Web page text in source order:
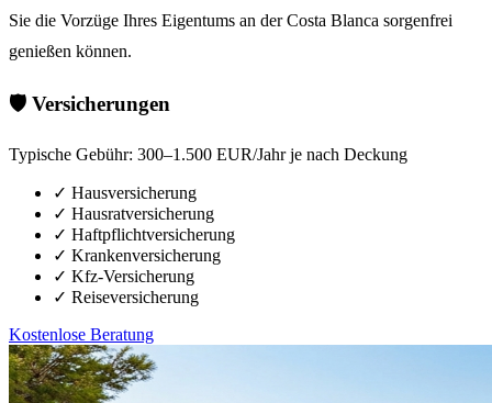
Sie die Vorzüge Ihres Eigentums an der Costa Blanca sorgenfrei
genießen können.
🛡️ Versicherungen
Typische Gebühr: 300–1.500 EUR/Jahr je nach Deckung
✓ Hausversicherung
✓ Hausratversicherung
✓ Haftpflichtversicherung
✓ Krankenversicherung
✓ Kfz-Versicherung
✓ Reiseversicherung
Kostenlose Beratung